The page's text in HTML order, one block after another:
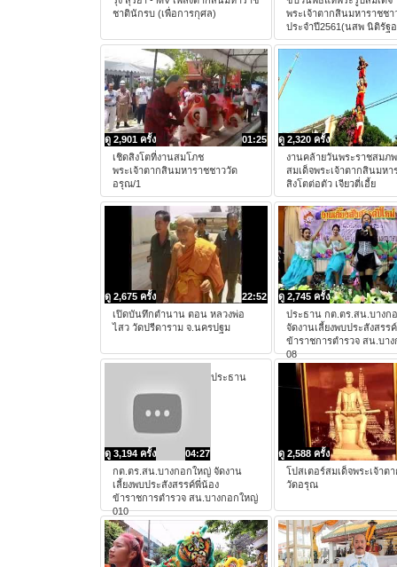
ชาตินักรบ (เพื่อการกุศล)
พระเจ้าตากสินมหาราชช
ประจำปี2561(นสพ นิติรัฐ
01:25
ดู 2,901 ครั้ง
เชิดสิงโตที่งานสมโภช
พระเจ้าตากสินมหาราชชาววัด
อรุณ/1
ดู 2,320 ครั้ง
งานคล้ายวันพระราชสมภ
สมเด็จพระเจ้าตากสินมหา
สิงโตต่อตัว เจียวตี่เอี้ย
22:52
ดู 2,675 ครั้ง
เปิดบันทึกตำนาน ตอน หลวงพ่อ
ไสว วัดปรีดาราม จ.นครปฐม
ดู 2,745 ครั้ง
ประธาน กต.ตร.สน.บางก
จัดงานเลี้ยงพบประสังสรร
ข้าราชการตำรวจ สน.บา
08
04:27
ดู 3,194 ครั้ง
ประธาน
กต.ตร.สน.บางกอกใหญ่ จัดงาน
เลี้ยงพบประสังสรรค์พี่น้อง
ข้าราชการตำรวจ สน.บางกอกใหญ่
010
ดู 2,588 ครั้ง
โปสเตอร์สมเด็จพระเจ้าต
วัดอรุณ